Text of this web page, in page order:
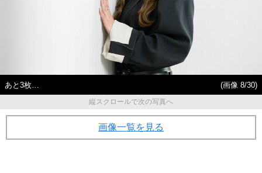
あと3枚…
(画像 8/30)
縦スクロールで次の写真へ
画像一覧を見る